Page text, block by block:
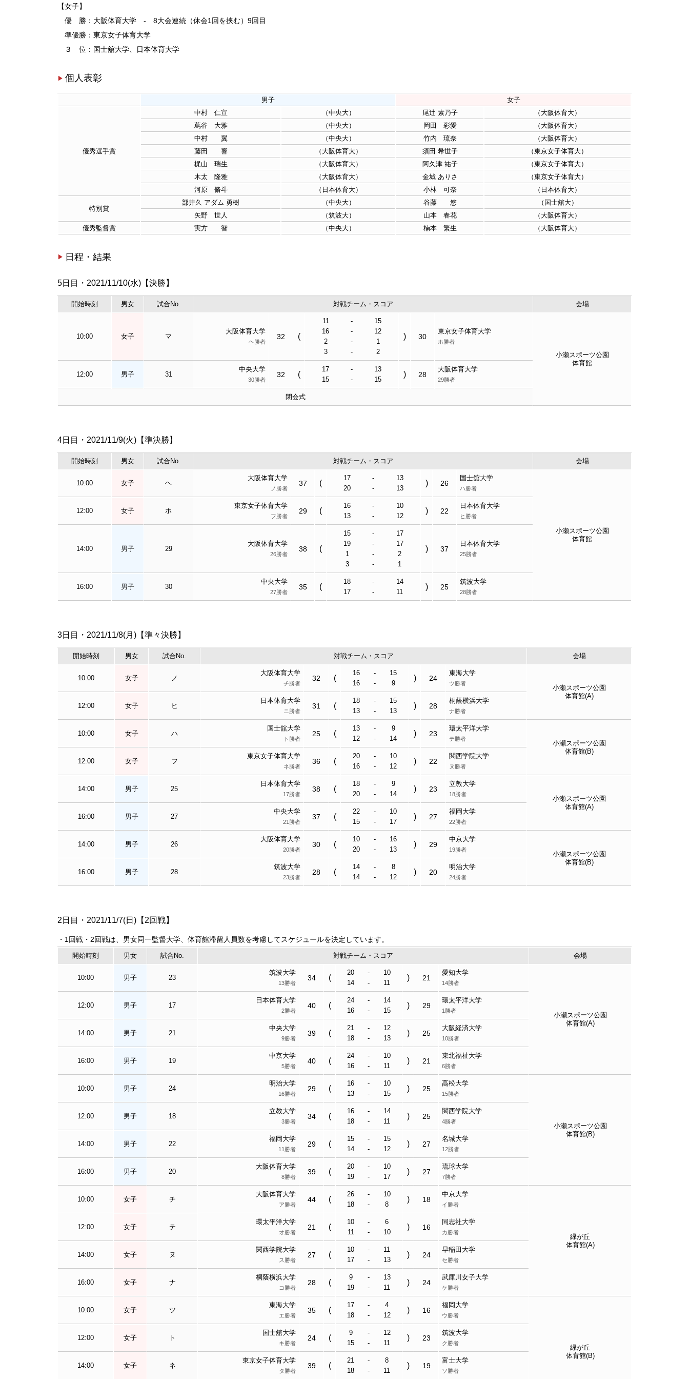
【女子】
優 勝：大阪体育大学 - 8大会連続（休会1回を挟む）9回目
準優勝：東京女子体育大学
３ 位：国士舘大学、日本体育大学
個人表彰
男子 女子
優秀選手賞
中村 仁宣 （中央大） 尾辻 素乃子
（大阪体育大）
蔦谷 大雅
（中央大） 岡田 彩愛
（大阪体育大）
中村 翼
（中央大） 竹内 琉奈
（大阪体育大）
藤田 響
（大阪体育大） 須田 希世子
（東京女子体育大）
梶山 瑞生
（大阪体育大） 阿久津 祐子
（東京女子体育大）
木太 隆雅
（大阪体育大） 金城 ありさ
（東京女子体育大）
河原 脩斗
（日本体育大） 小林 可奈 （日本体育大）
特別賞
部井久 アダム 勇樹 （中央大） 谷藤 悠
（国士舘大）
矢野 世人
（筑波大） 山本 春花
（大阪体育大）
優秀監督賞
実方 智 （中央大） 楠本 繁生 （大阪体育大）
日程・結果
5日目・2021/11/10(水)【決勝】
開始時刻 男女 試合No. 対戦チーム・スコア 会場
10:00 女子 マ
大阪体育大学
ヘ勝者
32 (
11 -
15
16
-
12
2
-
1
3
- 2
) 30
東京女子体育大学
ホ勝者
小瀬スポーツ公園
体育館
12:00
男子 31
中央大学
30勝者
32 (
17 -
13
15
- 15
) 28
大阪体育大学
29勝者
閉会式
4日目・2021/11/9(火)【準決勝】
開始時刻 男女 試合No. 対戦チーム・スコア 会場
10:00 女子 ヘ
大阪体育大学
ノ勝者
37 (
17 -
13
20
- 13
) 26
国士舘大学
ハ勝者
小瀬スポーツ公園
体育館
12:00 女子 ホ
東京女子体育大学
フ勝者
29 (
16 -
10
13
- 12
) 22
日本体育大学
ヒ勝者
14:00 男子 29
大阪体育大学
26勝者
38 (
15 -
17
19
-
17
1
-
2
3
- 1
) 37
日本体育大学
25勝者
16:00 男子 30
中央大学
27勝者
35 (
18 -
14
17
- 11
) 25
筑波大学
28勝者
3日目・2021/11/8(月)【準々決勝】
開始時刻 男女 試合No. 対戦チーム・スコア 会場
10:00 女子 ノ
大阪体育大学
チ勝者
32 (
16 -
15
16
- 9
) 24
東海大学
ツ勝者
小瀬スポーツ公園
体育館(A)
12:00
女子 ヒ
日本体育大学
ニ勝者
31 (
18 -
15
13
- 13
) 28
桐蔭横浜大学
ナ勝者
10:00 女子 ハ
国士舘大学
ト勝者
25 (
13 -
9
12
- 14
) 23
環太平洋大学
テ勝者
小瀬スポーツ公園
体育館(B)
12:00
女子 フ
東京女子体育大学
ネ勝者
36 (
20 -
10
16
- 12
) 22
関西学院大学
ヌ勝者
14:00 男子 25
日本体育大学
17勝者
38 (
18 -
9
20
- 14
) 23
立教大学
18勝者
小瀬スポーツ公園
体育館(A)
16:00
男子 27
中央大学
21勝者
37 (
22 -
10
15
- 17
) 27
福岡大学
22勝者
14:00 男子 26
大阪体育大学
20勝者
30 (
10 -
16
20
- 13
) 29
中京大学
19勝者
小瀬スポーツ公園
体育館(B)
16:00
男子 28
筑波大学
23勝者
28 (
14 -
8
14
- 12
) 20
明治大学
24勝者
2日目・2021/11/7(日)【2回戦】
・1回戦・2回戦は、男女同一監督大学、体育館滞留人員数を考慮してスケジュールを決定しています。
開始時刻 男女 試合No. 対戦チーム・スコア 会場
10:00 男子 23
筑波大学
13勝者
34 (
20 -
10
14
- 11
) 21
愛知大学
14勝者
小瀬スポーツ公園
体育館(A)
12:00 男子 17
日本体育大学
2勝者
40 (
24 -
14
16
- 15
) 29
環太平洋大学
1勝者
14:00 男子 21
中央大学
9勝者
39 (
21 -
12
18
- 13
) 25
大阪経済大学
10勝者
16:00 男子 19
中京大学
5勝者
40 (
24 -
10
16
- 11
) 21
東北福祉大学
6勝者
10:00 男子 24
明治大学
16勝者
29 (
16 -
10
13
- 15
) 25
高松大学
15勝者
小瀬スポーツ公園
体育館(B)
12:00 男子 18
立教大学
3勝者
34 (
16 -
14
18
- 11
) 25
関西学院大学
4勝者
14:00 男子 22
福岡大学
11勝者
29 (
15 -
15
14
- 12
) 27
名城大学
12勝者
16:00 男子 20
大阪体育大学
8勝者
39 (
20 -
10
19
- 17
) 27
琉球大学
7勝者
10:00 女子 チ
大阪体育大学
ア勝者
44 (
26 -
10
18
- 8
) 18
中京大学
イ勝者
緑が丘
体育館(A)
12:00 女子 テ
環太平洋大学
オ勝者
21 (
10 -
6
11
- 10
) 16
同志社大学
カ勝者
14:00 女子 ヌ
関西学院大学
ス勝者
27 (
10 -
11
17
- 13
) 24
早稲田大学
セ勝者
16:00 女子 ナ
桐蔭横浜大学
コ勝者
28 (
9 -
13
19
- 11
) 24
武庫川女子大学
ケ勝者
10:00 女子 ツ
東海大学
エ勝者
35 (
17 -
4
18
- 12
) 16
福岡大学
ウ勝者
緑が丘
体育館(B)
12:00 女子 ト
国士舘大学
キ勝者
24 (
9 -
12
15
- 11
) 23
筑波大学
ク勝者
14:00 女子 ネ
東京女子体育大学
タ勝者
39 (
21 -
8
18
- 11
) 19
富士大学
ソ勝者